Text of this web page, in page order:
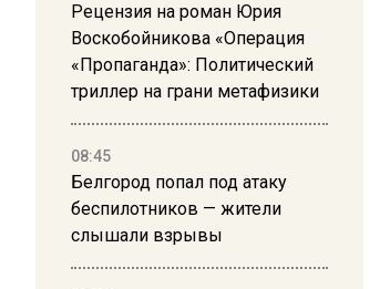
Рецензия на роман Юрия
Воскобойникова «Операция
«Пропаганда»: Политический
триллер на грани метафизики
08:45
Белгород попал под атаку
беспилотников — жители
слышали взрывы